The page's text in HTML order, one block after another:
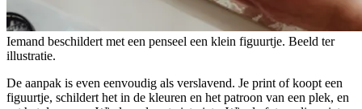
Iemand beschildert met een penseel een klein figuurtje. Beeld ter
illustratie.
De aanpak is even eenvoudig als verslavend. Je print of koopt een
figuurtje, schildert het in de kleuren en het patroon van een plek, en